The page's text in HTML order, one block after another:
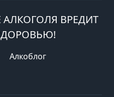
АЛКОГОЛЯ ВРЕДИТ
Алкоблог